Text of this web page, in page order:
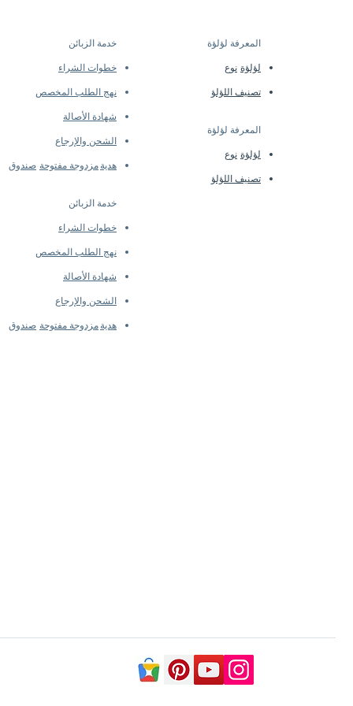
18K White Gold
ct SI-quality natural
خدمة الزبائن
خطوات الشراء
نهج الطلب المخصص
شهادة الأصالة
الشحن والإرجاع
هدية مزدوجة مفتوحة صندوق
خدمة الزبائن
خطوات الشراء
نهج الطلب المخصص
شهادة الأصالة
الشحن والإرجاع
هدية مزدوجة مفتوحة صندوق
المعرفة لؤلؤة
لؤلؤة نوع
تصنيف اللؤلؤ
المعرفة لؤلؤة
لؤلؤة نوع
تصنيف اللؤلؤ